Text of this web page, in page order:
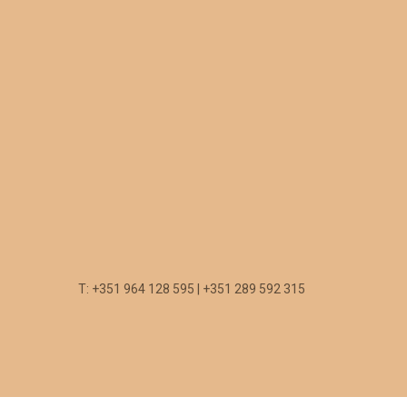
T: +351 964 128 595 | +351 289 592 315